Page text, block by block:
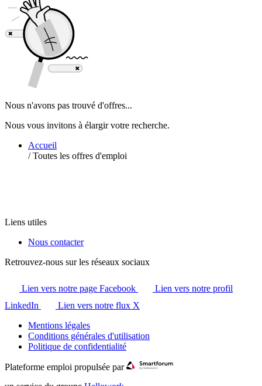
Nous n'avons pas trouvé d'offres...
Nous vous invitons à élargir votre recherche.
Accueil
/ Toutes les offres d'emploi
Liens utiles
Nous contacter
Retrouvez-nous sur les réseaux sociaux
Lien vers notre page Facebook
Lien vers notre profil
LinkedIn
Lien vers notre flux X
Mentions légales
Conditions générales d'utilisation
Politique de confidentialité
Plateforme emploi propulsée par